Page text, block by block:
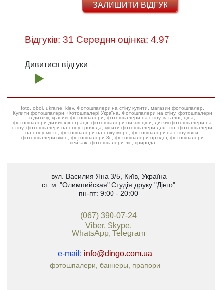
ЗАЛИШИТИ ВІДГУК
Відгуків: 31 Середня оцінка: 4.97
Дивитися відгуки
foto, oboi, ukraine, kiev, Фотошпалери на стіну купити, магазин фотошпалер.
Купити фотошпалери. Фотошпалері Україна. Фотошпалери на стіну, фотошпалери
в дитячу, красиві фотошпалери, фотошпалери на стіну, каталог, ціна,
фотошпалери дитячі ілюстрації, фотошпалери низькі ціни, дитячі фотошпалери на
стіну, фотошпалери на стіну троянда, купити фотошпалери для стін, фотошпалери
на стіну місто, фотошпалери на стіну море, фотошпалери на стіну квіти,
фотошпалери вікно, фотошпалери 3d, фотошпалери орхідеї, фотошпалери
пейзаж, фотошпалери ліс, природа
вул. Василия Яна 3/5, Київ, Україна
ст. м. "Олимпийская" Студія друку "Дінго"
пн-пт: 9:00 - 20:00
(067) 390-07-24
Viber, Skype,
WhatsApp, Telegram
e-mail: info@dingo.com.ua
фотошпалери, баннеры, прапори